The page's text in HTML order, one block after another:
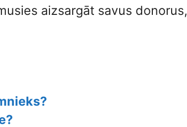
aizsargāt savus donorus,